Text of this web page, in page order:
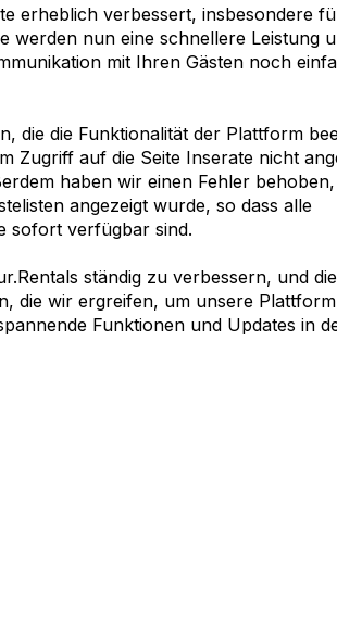
erheblich verbessert, insbesondere
werden nun eine schnellere Leistung
mit Ihren Gästen noch
die die Funktionalität der Plattform
Zugriff auf die Seite Inserate nicht
haben wir einen Fehler
angezeigt wurde, so dass alle
sofort verfügbar sind.
ständig zu verbessern, und
die wir ergreifen, um unsere
Funktionen und Updates in